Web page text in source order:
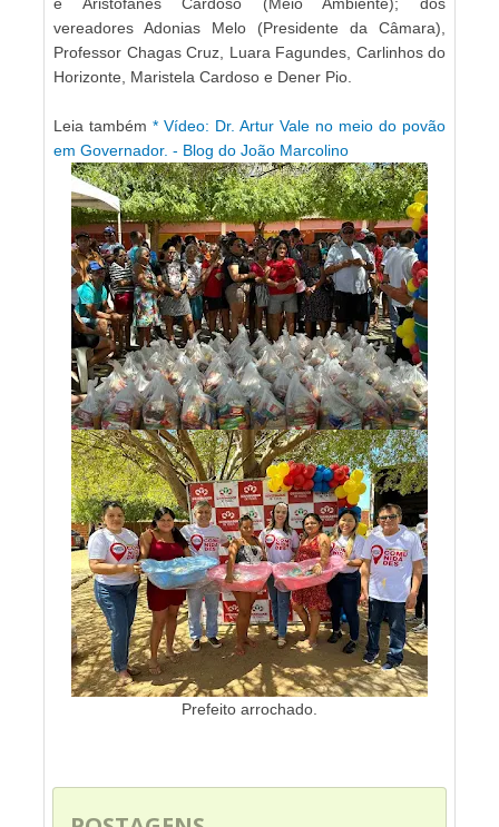
vereadores Adonias Melo (Presidente da Câmara),
Professor Chagas Cruz, Luara Fagundes, Carlinhos do
Horizonte, Maristela Cardoso e Dener Pio.
Leia também * Vídeo: Dr. Artur Vale no meio do povão
em Governador. - Blog do João Marcolino
Prefeito arrochado.